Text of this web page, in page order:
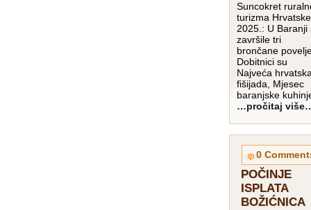
Suncokret
turizma Hrvatske
2025.: U Baranji
završile tri
brončane
Dobitnici su
Najveća
fišijada, Mjesec
baranjske
…pročitaj
0
POČINJE
ISPLATA
BOŽIĆNICA